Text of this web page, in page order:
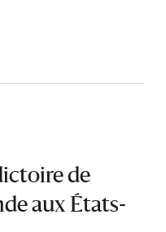
de
aux États-